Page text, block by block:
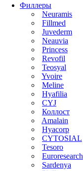
Филлеры
Neuramis
Fillmed
Juvederm
Neauvia
Princess
Revofil
Teosyal
Yvoire
Meline
Hyafilia
CYJ
Коллост
Amalain
Hyacorp
CYTOSIAL
Tesoro
Euroresearch
Sardenya